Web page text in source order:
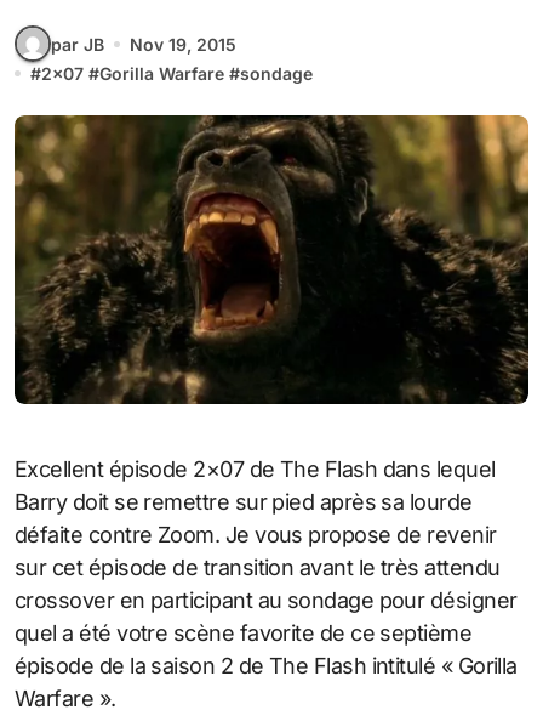
par JB
Nov 19, 2015
#2x07 #Gorilla Warfare #sondage
Excellent épisode 2×07 de The Flash dans lequel
Barry doit se remettre sur pied après sa lourde
défaite contre Zoom. Je vous propose de revenir
sur cet épisode de transition avant le très attendu
crossover en participant au sondage pour désigner
quel a été votre scène favorite de ce septième
épisode de la saison 2 de The Flash intitulé « Gorilla
Warfare ».